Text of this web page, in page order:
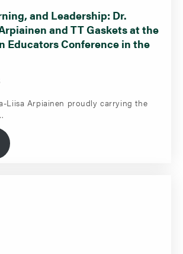
and Leadership: Dr.
and TT Gaskets at the
Educators Conference in the
Liisa Arpiainen proudly carrying the